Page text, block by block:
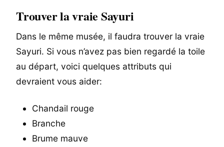
Trouver la vraie Sayuri
Dans le même musée, il faudra trouver la vraie
Sayuri. Si vous n’avez pas bien regardé la toile
au départ, voici quelques attributs qui
devraient vous aider:
Chandail rouge
Branche
Brume mauve